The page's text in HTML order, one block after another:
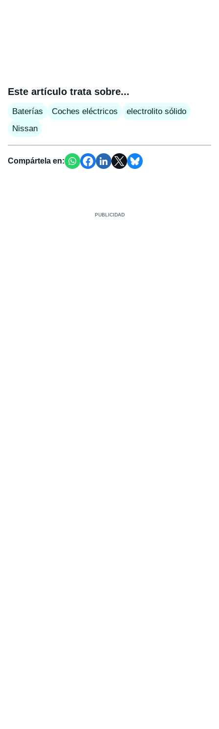
Este artículo trata sobre...
Baterías Coches eléctricos
electrolito sólido
Nissan
Compártela en: